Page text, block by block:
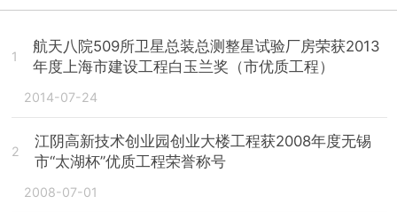
1
航天八院509所卫星总装总测整星试验厂房荣获2013
年度上海市建设工程白玉兰奖（市优质工程）
2014-07-24
2
江阴高新技术创业园创业大楼工程获2008年度无锡
市“太湖杯”优质工程荣誉称号
2008-07-01